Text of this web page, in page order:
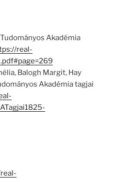
Akadémia
real-
Balogh Margit, Hay
Akadémia tagjai